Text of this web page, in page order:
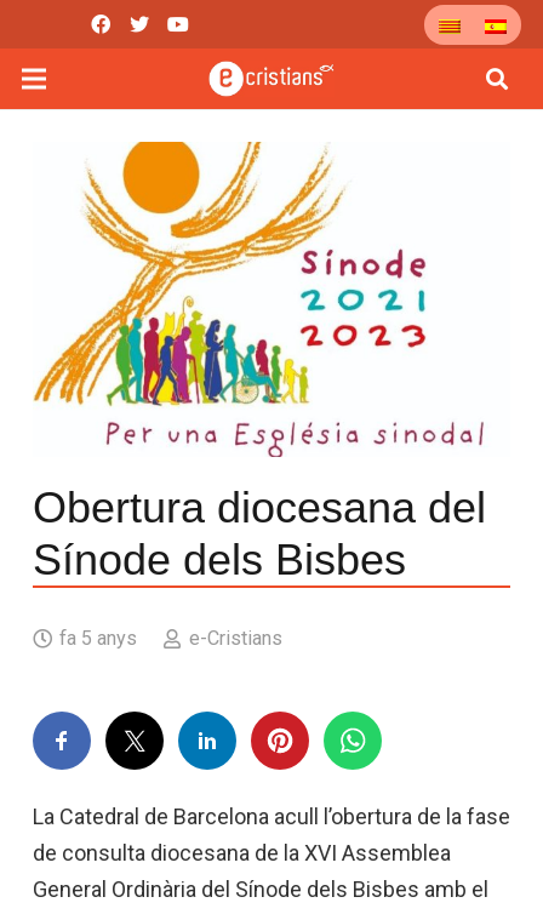
Obertura diocesana del
Sínode dels Bisbes
fa 5 anys e-Cristians
La Catedral de Barcelona acull l’obertura de la fase
de consulta diocesana de la XVI Assemblea
General Ordinària del Sínode dels Bisbes amb el